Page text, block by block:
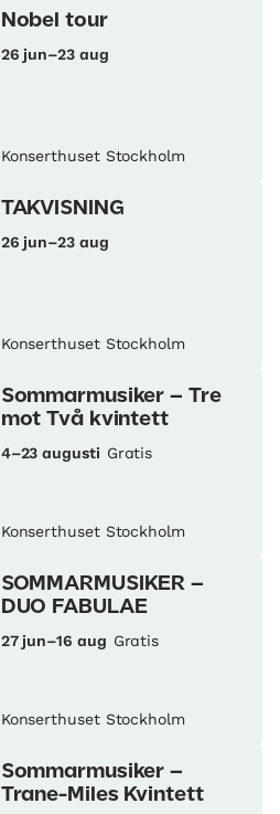
Nobel tour
26 jun–23 aug
Konserthuset Stockholm
TAKVISNING
26 jun–23 aug
Konserthuset Stockholm
Sommarmusiker – Tre
mot Två kvintett
4–23 augusti Gratis
Konserthuset Stockholm
SOMMARMUSIKER –
DUO FABULAE
27 jun–16 aug Gratis
Konserthuset Stockholm
Sommarmusiker –
Trane-Miles Kvintett